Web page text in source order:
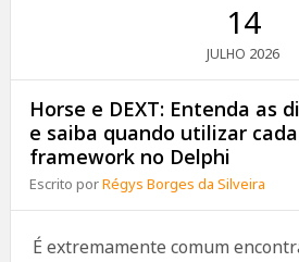
14
JULHO 2026
Horse e DEXT: Entenda as
e saiba quando utilizar cada
framework no Delphi
Escrito porRégys Borges da Silveira
É extremamente comum